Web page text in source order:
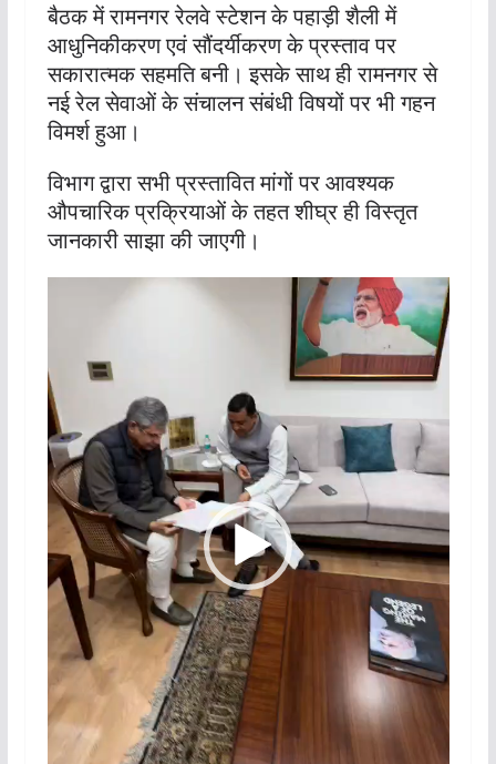
बैठक में रामनगर रेलवे स्टेशन के पहाड़ी शैली में
आधुनिकीकरण एवं सौंदर्यीकरण के प्रस्ताव पर
सकारात्मक सहमति बनी। इसके साथ ही रामनगर से
नई रेल सेवाओं के संचालन संबंधी विषयों पर भी गहन
विमर्श हुआ।
विभाग द्वारा सभी प्रस्तावित मांगों पर आवश्यक
औपचारिक प्रक्रियाओं के तहत शीघ्र ही विस्तृत
जानकारी साझा की जाएगी।